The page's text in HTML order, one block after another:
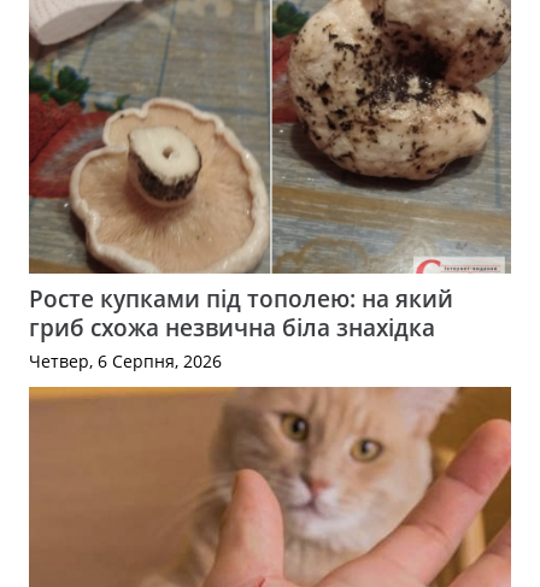
Росте купками під тополею: на який
гриб схожа незвична біла знахідка
Четвер, 6 Серпня, 2026